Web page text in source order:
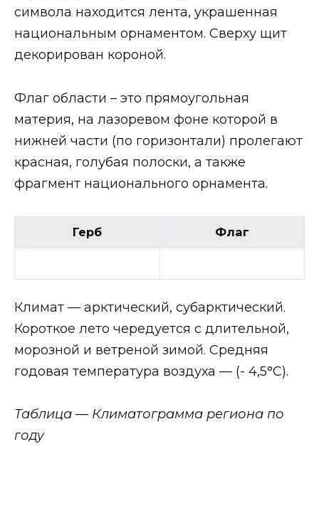
символа находится лента, украшенная
национальным орнаментом. Сверху щит
декорирован короной.
Флаг области – это прямоугольная
материя, на лазоревом фоне которой в
нижней части (по горизонтали) пролегают
красная, голубая полоски, а также
фрагмент национального орнамента.
Герб Флаг
Климат — арктический, субарктический.
Короткое лето чередуется с длительной,
морозной и ветреной зимой. Средняя
годовая температура воздуха — (- 4,5°С).
Таблица — Климатограмма региона по
году